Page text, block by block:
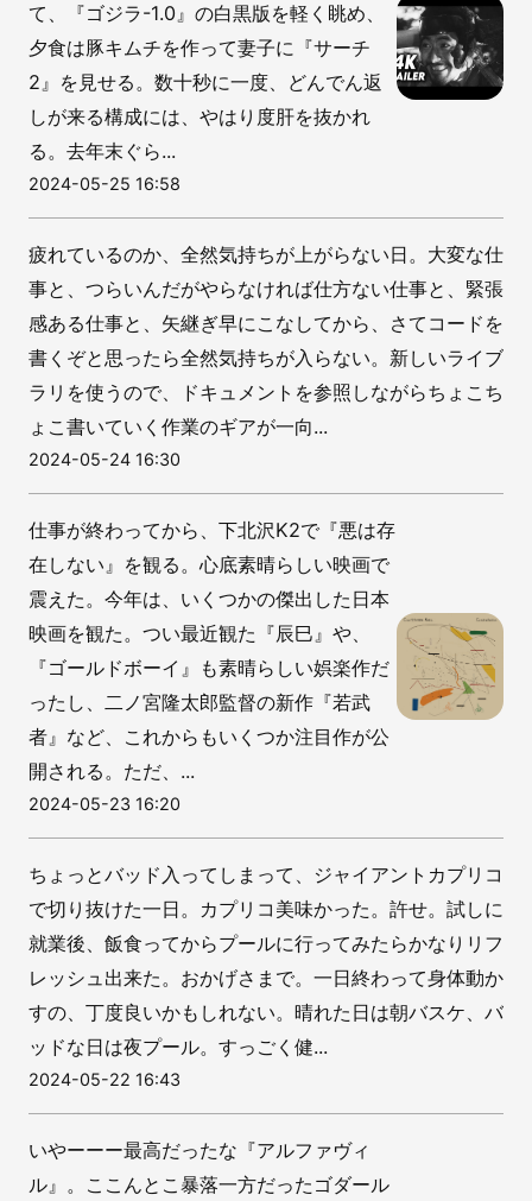
て、『ゴジラ-1.0』の白黒版を軽く眺め、
夕食は豚キムチを作って妻子に『サーチ
2』を見せる。数十秒に一度、どんでん返
しが来る構成には、やはり度肝を抜かれ
る。去年末ぐら...
2024-05-25 16:58
疲れているのか、全然気持ちが上がらない日。大変な仕
事と、つらいんだがやらなければ仕方ない仕事と、緊張
感ある仕事と、矢継ぎ早にこなしてから、さてコードを
書くぞと思ったら全然気持ちが入らない。新しいライブ
ラリを使うので、ドキュメントを参照しながらちょこち
ょこ書いていく作業のギアが一向...
2024-05-24 16:30
仕事が終わってから、下北沢K2で『悪は存
在しない』を観る。心底素晴らしい映画で
震えた。今年は、いくつかの傑出した日本
映画を観た。つい最近観た『辰巳』や、
『ゴールドボーイ』も素晴らしい娯楽作だ
ったし、二ノ宮隆太郎監督の新作『若武
者』など、これからもいくつか注目作が公
開される。ただ、...
2024-05-23 16:20
ちょっとバッド入ってしまって、ジャイアントカプリコ
で切り抜けた一日。カプリコ美味かった。許せ。試しに
就業後、飯食ってからプールに行ってみたらかなりリフ
レッシュ出来た。おかげさまで。一日終わって身体動か
すの、丁度良いかもしれない。晴れた日は朝バスケ、バ
ッドな日は夜プール。すっごく健...
2024-05-22 16:43
いやーーー最高だったな『アルファヴィ
ル』。ここんとこ暴落一方だったゴダール